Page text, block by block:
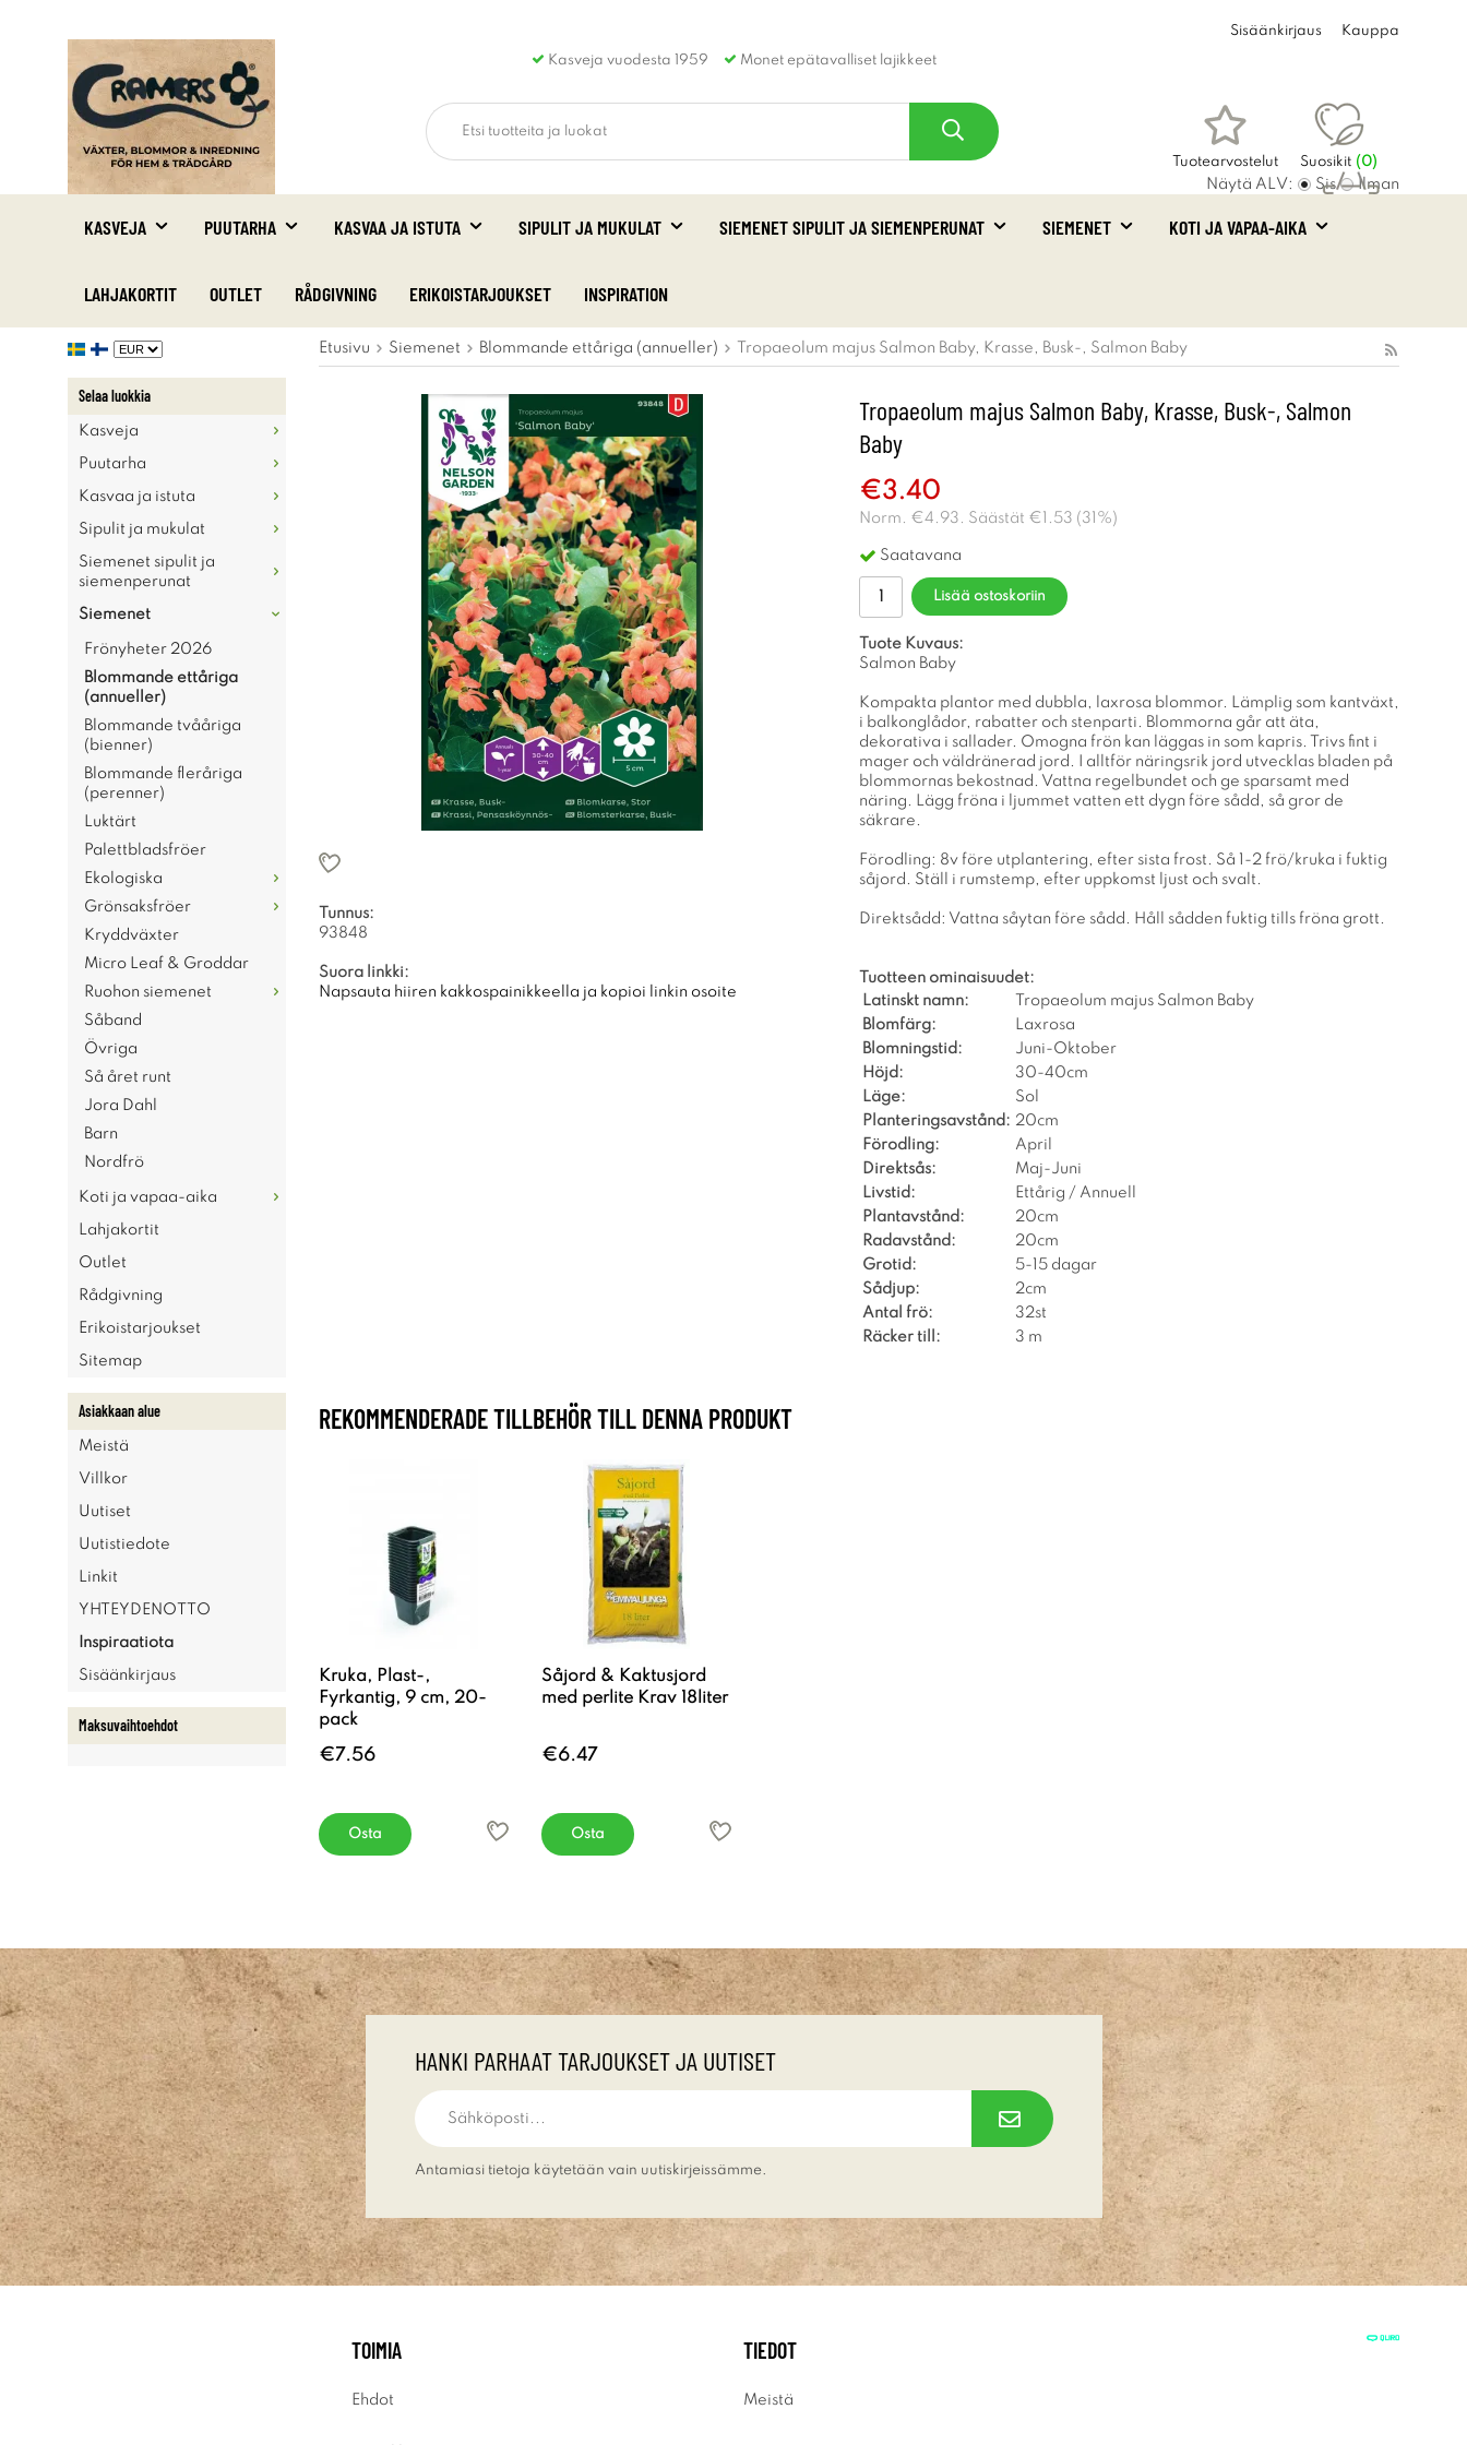
Kasveja vuodesta 1959 Monet epätavalliset lajikkeet
Sisäänkirjaus Kauppa
Tuotearvostelut Suosikit (0)
Ostoskori
Näytä ALV: Sis Ilman
KASVEJA PUUTARHA KASVAA JA ISTUTA SIPULIT JA MUKULAT SIEMENET SIPULIT JA SIEMENPERUNAT SIEMENET KOTI JA VAPAA-AIKA
LAHJAKORTIT OUTLET RÅDGIVNING ERIKOISTARJOUKSET INSPIRATION
Selaa luokkia
Kasveja
Puutarha
Kasvaa ja istuta
Sipulit ja mukulat
Siemenet sipulit ja
siemenperunat
Siemenet
Frönyheter 2026
Blommande ettåriga
(annueller)
Blommande tvååriga
(bienner)
Blommande fleråriga
(perenner)
Luktärt
Palettbladsfröer
Ekologiska
Grönsaksfröer
Kryddväxter
Micro Leaf & Groddar
Ruohon siemenet
Såband
Övriga
Så året runt
Jora Dahl
Barn
Nordfrö
Koti ja vapaa-aika
Lahjakortit
Outlet
Rådgivning
Erikoistarjoukset
Sitemap
Asiakkaan alue
Meistä
Villkor
Uutiset
Uutistiedote
Linkit
YHTEYDENOTTO
Inspiraatiota
Sisäänkirjaus
Maksuvaihtoehdot
Etusivu Siemenet Blommande ettåriga (annueller) Tropaeolum majus Salmon Baby, Krasse, Busk-, Salmon Baby
Tropaeolum majus Salmon Baby, Krasse, Busk-, Salmon
Baby
€3.40
Norm. €4.93 . Säästät €1.53 ( 31 %)
Saatavana
Lisää ostoskoriin
Tuote Kuvaus:
Salmon Baby
Kompakta plantor med dubbla, laxrosa blommor. Lämplig som kantväxt,
i balkonglådor, rabatter och stenparti. Blommorna går att äta,
dekorativa i sallader. Omogna frön kan läggas in som kapris. Trivs fint i
mager och väldränerad jord. I alltför näringsrik jord utvecklas bladen på
blommornas bekostnad. Vattna regelbundet och ge sparsamt med
näring. Lägg fröna i ljummet vatten ett dygn före sådd, så gror de
säkrare.
Förodling: 8v före utplantering, efter sista frost. Så 1-2 frö/kruka i fuktig
såjord. Ställ i rumstemp, efter uppkomst ljust och svalt.
Direktsådd: Vattna såytan före sådd. Håll sådden fuktig tills fröna grott.
Tuotteen ominaisuudet:
Latinskt namn:
Tropaeolum majus Salmon Baby
Blomfärg:
Laxrosa
Blomningstid:
Juni-Oktober
Höjd:
30-40cm
Läge:
Sol
Planteringsavstånd: 20cm
Förodling:
April
Direktsås:
Maj-Juni
Livstid:
Ettårig / Annuell
Plantavstånd:
20cm
Radavstånd:
20cm
Grotid:
5-15 dagar
Sådjup:
2cm
Antal frö:
32st
Räcker till:
3 m
Tunnus:
93848
Suora linkki:
Napsauta hiiren kakkospainikkeella ja kopioi linkin osoite
REKOMMENDERADE TILLBEHÖR TILL DENNA PRODUKT
Kruka, Plast-,
Fyrkantig, 9 cm, 20-
pack
€7.56
Osta
Såjord & Kaktusjord
med perlite Krav 18liter
€6.47
Osta
HANKI PARHAAT TARJOUKSET JA UUTISET
Antamiasi tietoja käytetään vain uutiskirjeissämme.
TOIMIA
Ehdot
TIEDOT
Meistä